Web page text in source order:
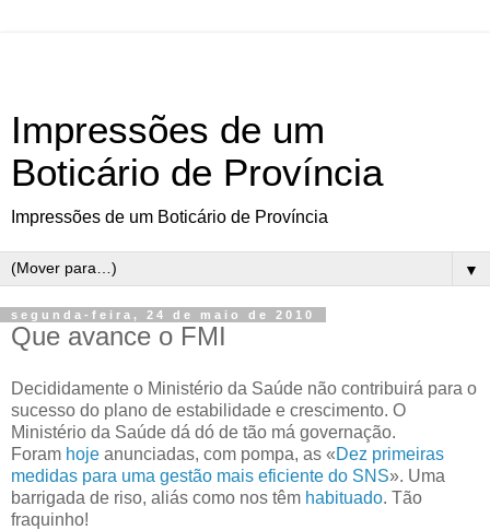
Impressões de um
Boticário de Província
Impressões de um Boticário de Província
▼
segunda-feira, 24 de maio de 2010
Que avance o FMI
Decididamente o Ministério da Saúde não contribuirá para o
sucesso do plano de estabilidade e crescimento. O
Ministério da Saúde dá dó de tão má governação.
Foram hoje anunciadas, com pompa, as «Dez primeiras
medidas para uma gestão mais eficiente do SNS». Uma
barrigada de riso, aliás como nos têm habituado. Tão
fraquinho!